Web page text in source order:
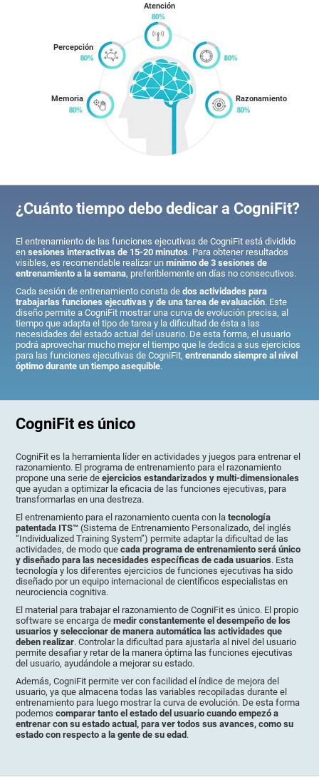
Memoria
Percepción
Atención
Razonamiento
¿Cuánto tiempo debo dedicar a CogniFit?
El entrenamiento de las funciones ejecutivas de CogniFit está dividido
ensesiones interactivas de 15-20 minutos. Para obtener resultados
visibles, es recomendable realizar unmínimo de 3 sesiones de
entrenamiento a la semana, preferiblemente en días no consecutivos.
Cada sesión de entrenamiento consta dedos actividades para
trabajarlas funciones ejecutivas y de una tarea de evaluación. Este
diseño permite a CogniFit mostrar una curva de evolución precisa, al
tiempo que adapta el tipo de tarea y la dificultad de ésta a las
necesidades del estado actual del usuario. De esta forma, el usuario
podrá aprovechar mucho mejor el tiempo que le dedica a sus ejercicios
para las funciones ejecutivas de CogniFit,entrenando siempre al nivel
óptimo durante un tiempo asequible.
CogniFit es único
CogniFit es la herramienta líder en actividades y juegos para entrenar el
razonamiento. El programa de entrenamiento para el razonamiento
propone una serie deejercicios estandarizados y multi-dimensionales
que ayudan a optimizar la eficacia de las funciones ejecutivas, para
transformarlas en una destreza.
El entrenamiento para el razonamiento cuenta con latecnología
patentada ITS™ (Sistema de Entrenamiento Personalizado, del inglés
“Individualized Training System”) permite adaptar la dificultad de las
actividades, de modo quecada programa de entrenamiento será único
y diseñado para las necesidades específicas de cada usuarios. Esta
tecnología y los diferentes ejercicios de funciones ejecutivas ha sido
diseñado por un equipo internacional de científicos especialistas en
neurociencia cognitiva.
El material para trabajar el razonamiento de CogniFit es único. El propio
software se encarga demedir constantemente el desempeño de los
usuarios y seleccionar de manera automática las actividades que
deben realizar. Controlar la dificultad para ajustarla al nivel del usuario
permite desafiar y retar de la manera óptima las funciones ejecutivas
del usuario, ayudándole a mejorar su estado.
Además, CogniFit permite ver con facilidad el índice de mejora del
usuario, ya que almacena todas las variables recopiladas durante el
entrenamiento para luego mostrar la curva de evolución. De esta forma
podemoscomparar tanto el estado del usuario cuando empezó a
entrenar con su estado actual, para ver todos sus avances, como su
estado con respecto a la gente de su edad .